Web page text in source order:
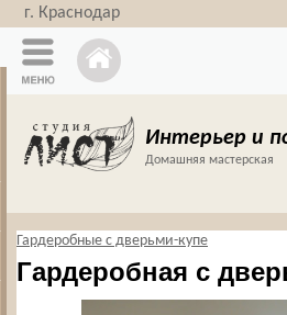
г. Краснодар
Интерьер и
Домашняя мастерская
Гардеробные с дверьми-купе
Гардеробная с